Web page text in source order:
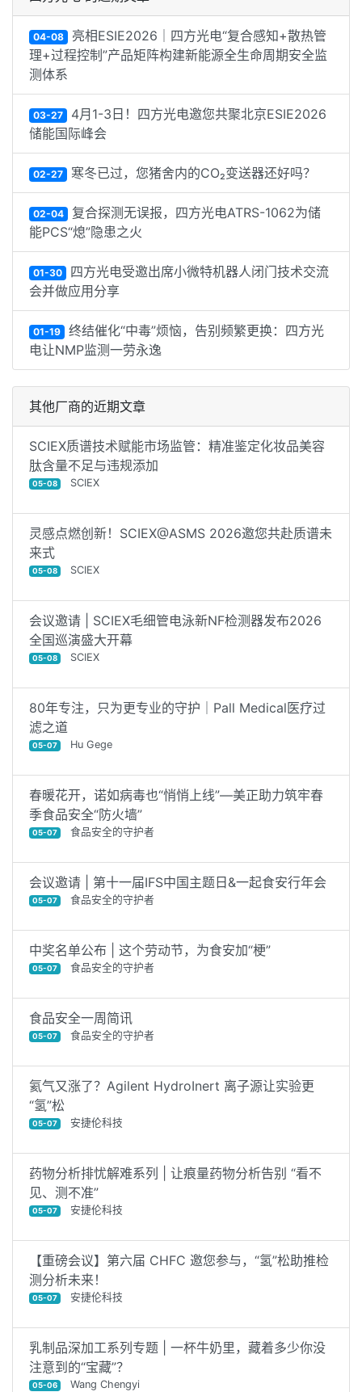
04-08 亮相ESIE2026｜四方光电“复合感知+散热管
理+过程控制”产品矩阵构建新能源全生命周期安全监
测体系
03-27 4月1-3日！四方光电邀您共聚北京ESIE2026
储能国际峰会
02-27 寒冬已过，您猪舍内的CO₂变送器还好吗？
02-04 复合探测无误报，四方光电ATRS-1062为储
能PCS“熄”隐患之火
01-30 四方光电受邀出席小微特机器人闭门技术交流
会并做应用分享
01-19 终结催化“中毒”烦恼，告别频繁更换：四方光
电让NMP监测一劳永逸
其他厂商的近期文章
SCIEX质谱技术赋能市场监管：精准鉴定化妆品美容
肽含量不足与违规添加
05-08 SCIEX
灵感点燃创新！SCIEX@ASMS 2026邀您共赴质谱未
来式
05-08 SCIEX
会议邀请 | SCIEX毛细管电泳新NF检测器发布2026
全国巡演盛大开幕
05-08 SCIEX
80年专注，只为更专业的守护｜Pall Medical医疗过
滤之道
05-07 Hu Gege
春暖花开，诺如病毒也“悄悄上线”—美正助力筑牢春
季食品安全“防火墙”
05-07 食品安全的守护者
会议邀请 | 第十一届IFS中国主题日&一起食安行年会
05-07 食品安全的守护者
中奖名单公布 | 这个劳动节，为食安加“梗”
05-07 食品安全的守护者
食品安全一周简讯
05-07 食品安全的守护者
氦气又涨了？Agilent HydroInert 离子源让实验更
“氢”松
05-07 安捷伦科技
药物分析排忧解难系列 | 让痕量药物分析告别 “看不
见、测不准”
05-07 安捷伦科技
【重磅会议】第六届 CHFC 邀您参与，“氢”松助推检
测分析未来！
05-07 安捷伦科技
乳制品深加工系列专题 | 一杯牛奶里，藏着多少你没
注意到的“宝藏”？
05-06 Wang Chengyi